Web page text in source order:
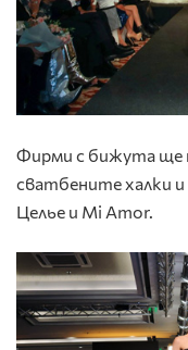
Фирми с бижута ще
сватбените халки
Целье и Mi Amor.